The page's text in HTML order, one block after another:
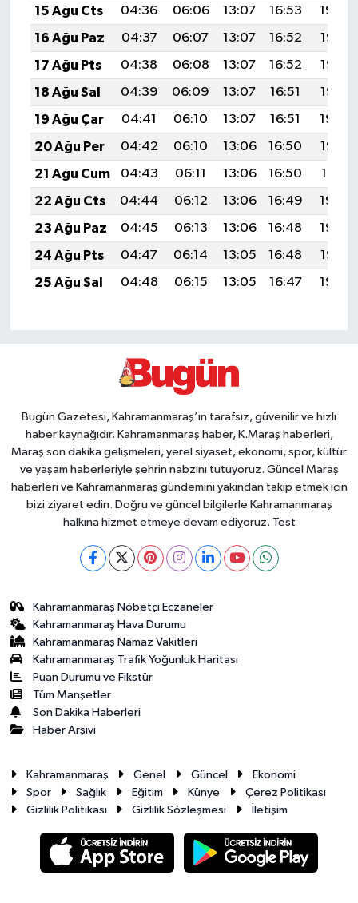
15 Ağu Cts
04:36 06:06 13:07 16:53
19:59
16 Ağu Paz
04:37 06:07 13:07 16:52
19:58
17 Ağu Pts
04:38 06:08 13:07 16:52
19:56
18 Ağu Sal
04:39 06:09 13:07 16:51
19:55
19 Ağu Çar
04:41 06:10 13:07 16:51
19:54
20 Ağu Per
04:42 06:10 13:06 16:50
19:52
21 Ağu Cum
04:43 06:11 13:06 16:50
19:51
22 Ağu Cts
04:44 06:12 13:06 16:49
19:50
23 Ağu Paz
04:45 06:13 13:06 16:48
19:48
24 Ağu Pts
04:47 06:14 13:05 16:48
19:47
25 Ağu Sal
04:48 06:15 13:05 16:47 19:45
Bugün Gazetesi, Kahramanmaraş’ın tarafsız, güvenilir ve hızlı
haber kaynağıdır. Kahramanmaraş haber, K.Maraş haberleri,
Maraş son dakika gelişmeleri, yerel siyaset, ekonomi, spor, kültür
ve yaşam haberleriyle şehrin nabzını tutuyoruz. Güncel Maraş
haberleri ve Kahramanmaraş gündemini yakından takip etmek için
bizi ziyaret edin. Doğru ve güncel bilgilerle Kahramanmaraş
halkına hizmet etmeye devam ediyoruz. Test
Kahramanmaraş Nöbetçi Eczaneler
Kahramanmaraş Hava Durumu
Kahramanmaraş Namaz Vakitleri
Kahramanmaraş Trafik Yoğunluk Haritası
Puan Durumu ve Fikstür
Tüm Manşetler
Son Dakika Haberleri
Haber Arşivi
Kahramanmaraş Genel Güncel
Ekonomi
Spor
Sağlık Eğitim Künye
Çerez Politikası
Gizlilik Politikası
Gizlilik Sözleşmesi İletişim